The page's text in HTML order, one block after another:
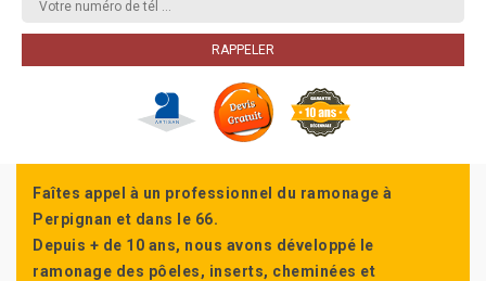
Faîtes appel à un professionnel du ramonage à
Perpignan et dans le 66.
Depuis + de 10 ans, nous avons développé le
ramonage des pôeles, inserts, cheminées et